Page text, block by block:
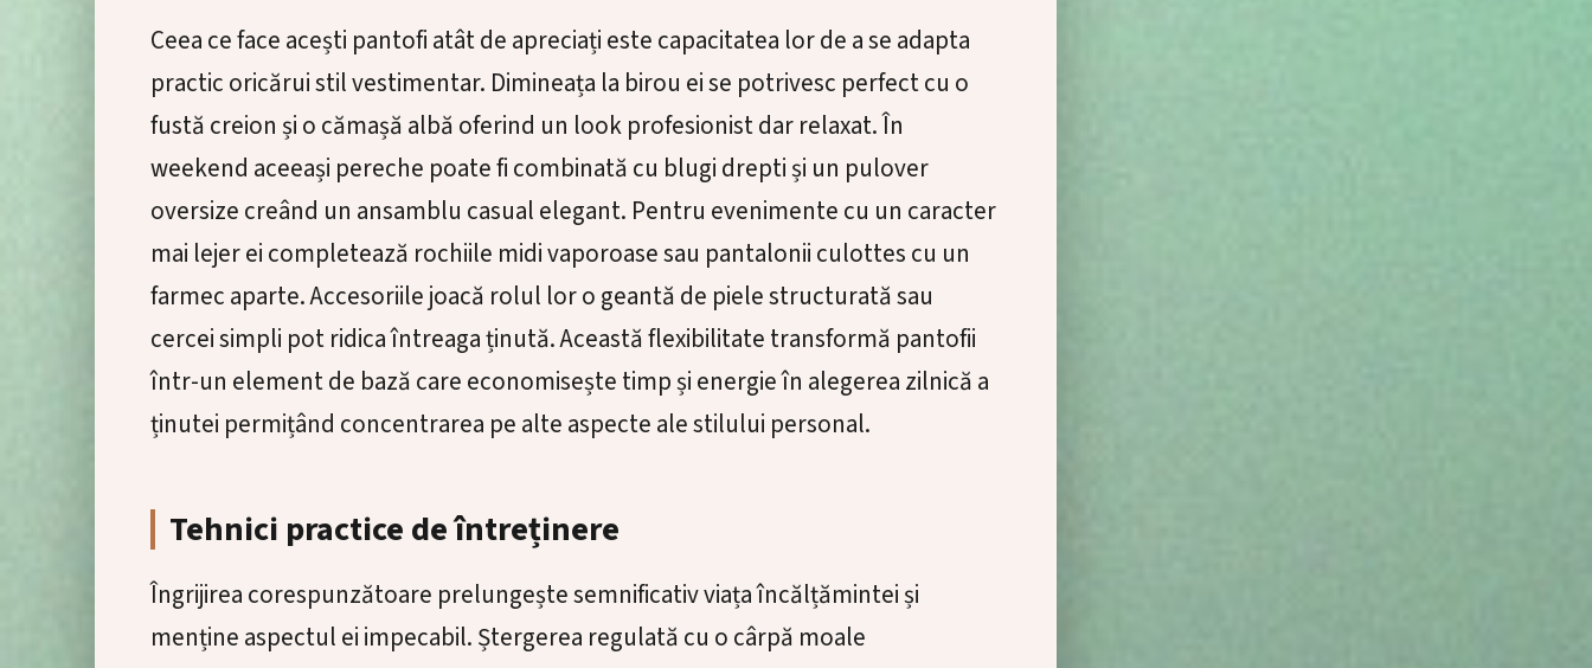
Ceea ce face acești pantofi atât de apreciați este capacitatea lor de a se adapta
practic oricărui stil vestimentar. Dimineața la birou ei se potrivesc perfect cu o
fustă creion și o cămașă albă oferind un look profesionist dar relaxat. În
weekend aceeași pereche poate fi combinată cu blugi drepti și un pulover
oversize creând un ansamblu casual elegant. Pentru evenimente cu un caracter
mai lejer ei completează rochiile midi vaporoase sau pantalonii culottes cu un
farmec aparte. Accesoriile joacă rolul lor o geantă de piele structurată sau
cercei simpli pot ridica întreaga ținută. Această flexibilitate transformă pantofii
într-un element de bază care economisește timp și energie în alegerea zilnică a
ținutei permițând concentrarea pe alte aspecte ale stilului personal.
Tehnici practice de întreținere
Îngrijirea corespunzătoare prelungește semnificativ viața încălțămintei și
menține aspectul ei impecabil. Ștergerea regulată cu o cârpă moale